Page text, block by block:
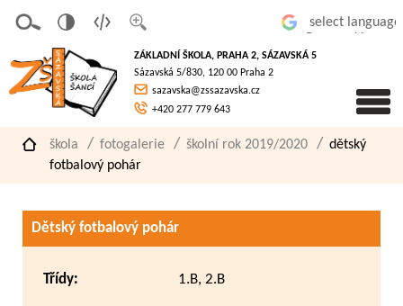
písmo
á
verze
pro
slaboz
raké
ZÁKLADNÍ ŠKOLA, PRAHA 2, SÁZAVSKÁ 5
Sázavská 5/830, 120 00 Praha 2
sazavska@zssazavska.cz
+420 277 779 643
škola fotogalerie školní rok 2019/2020
dětský
fotbalový pohár
Dětský fotbalový pohár
Třídy: 1.B, 2.B